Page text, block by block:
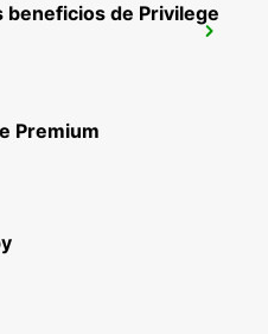
beneficios de Privilege
Premium